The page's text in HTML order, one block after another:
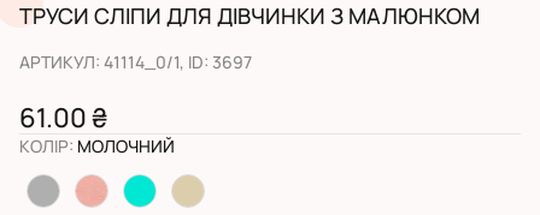
ТРУСИ СЛІПИ ДЛЯ ДІВЧИНКИ З МАЛЮНКОМ
АРТИКУЛ: 41114_0/1, ID: 3697
61.00 ₴
КОЛІР: МОЛОЧНИЙ